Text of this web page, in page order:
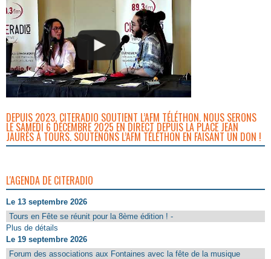
DEPUIS 2023, CITERADIO SOUTIENT L’AFM TÉLÉTHON. NOUS SERONS
LE SAMEDI 6 DÉCEMBRE 2025 EN DIRECT DEPUIS LA PLACE JEAN
JAURÈS À TOURS. SOUTENONS L’AFM TÉLÉTHON EN FAISANT UN DON !
L'AGENDA DE CITERADIO
Le 13 septembre 2026
Tours en Fête se réunit pour la 8ème édition ! -
Plus de détails
Le 19 septembre 2026
Forum des associations aux Fontaines avec la fête de la musique